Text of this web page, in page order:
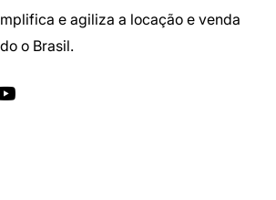
e agiliza a locação e venda
o Brasil.